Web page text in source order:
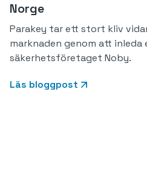
Norge
Parakey tar ett stort kliv
marknaden genom att inleda
säkerhetsföretaget Noby.
Läs bloggpost